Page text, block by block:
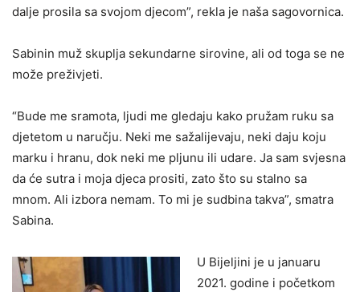
dalje prosila sa svojom djecom”, rekla je naša sagovornica.
Sabinin muž skuplja sekundarne sirovine, ali od toga se ne
može preživjeti.
“Bude me sramota, ljudi me gledaju kako pružam ruku sa
djetetom u naručju. Neki me sažalijevaju, neki daju koju
marku i hranu, dok neki me pljunu ili udare. Ja sam svjesna
da će sutra i moja djeca prositi, zato što su stalno sa
mnom. Ali izbora nemam. To mi je sudbina takva”, smatra
Sabina.
U Bijeljini je u januaru
2021. godine i početkom